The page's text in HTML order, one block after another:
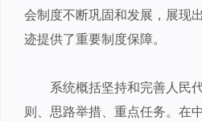
会制度不断巩固和发展，展现
迹提供了重要制度保障。
系统概括坚持和完善人民
则、思路举措、重点任务。在